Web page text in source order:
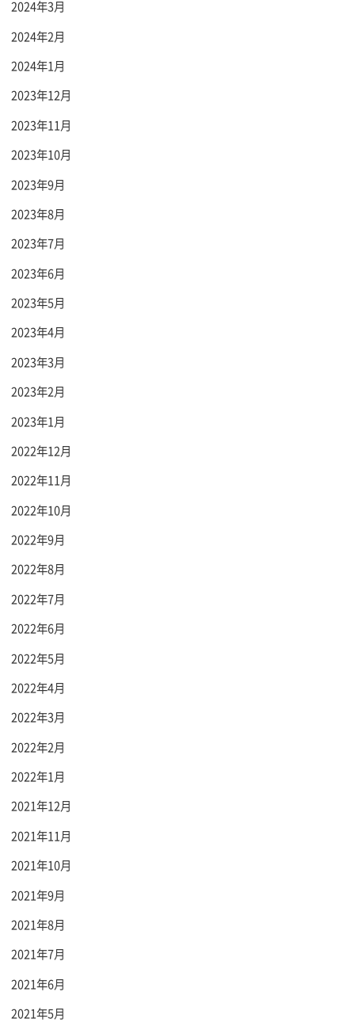
2024年3月
2024年2月
2024年1月
2023年12月
2023年11月
2023年10月
2023年9月
2023年8月
2023年7月
2023年6月
2023年5月
2023年4月
2023年3月
2023年2月
2023年1月
2022年12月
2022年11月
2022年10月
2022年9月
2022年8月
2022年7月
2022年6月
2022年5月
2022年4月
2022年3月
2022年2月
2022年1月
2021年12月
2021年11月
2021年10月
2021年9月
2021年8月
2021年7月
2021年6月
2021年5月